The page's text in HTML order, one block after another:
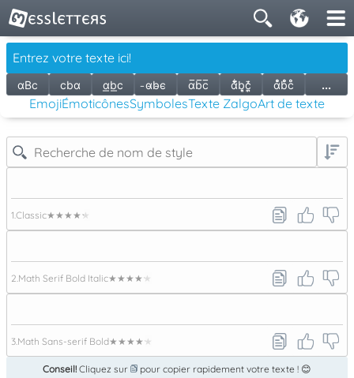
ɑBc cbɑ ɑ͟b͟c ̵ɑ̵b̵c̵ ɑ̅b̅c̅ ɑ̃͋̆b͉͈c̦̪̄̒ ɑ̇̇̊̊̇ḃ̊̊̇c̊̊ ...
EmojiÉmoticônesSymbolesTexte ZalgoArt de texte
1. Classic★★★★★
2. Math Serif Bold Italic★★★★★
3. Math Sans-serif Bold★★★★★
Conseil! Cliquez sur pour copier rapidement votre texte ! 😊